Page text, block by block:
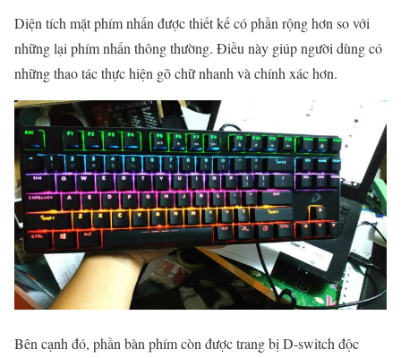
Diện tích mặt phím nhấn được thiết kế có phần rộng hơn so với
những lại phím nhấn thông thường. Điều này giúp người dùng có
những thao tác thực hiện gõ chữ nhanh và chính xác hơn.
Bên cạnh đó, phần bàn phím còn được trang bị D-switch độc